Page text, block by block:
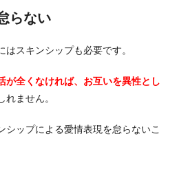
らない
スキンシップも必要です。
が全くなければ、お互いを異性とし
れません。
シップによる愛情表現を怠らないこ